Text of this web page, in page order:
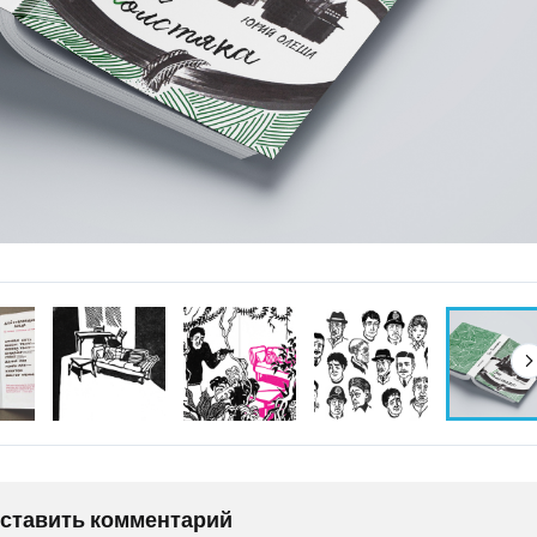
комментарий